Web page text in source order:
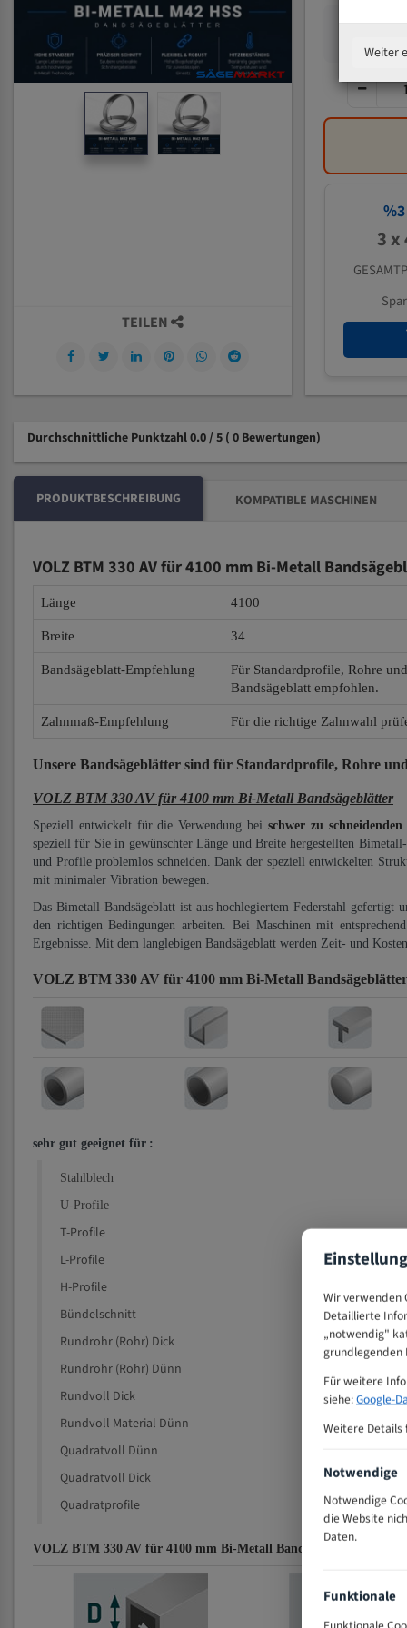
%3
3 x
TEILEN
Durchschnittliche Punktzahl 0.0 / 5 ( 0 Bewertungen)
PRODUKTBESCHREIBUNG KOMPATIBLE MASCHINEN
VOLZ BTM 330 AV für 4100 mm Bi-Metall
Länge 4100
Breite 34
Bandsägeblatt-Empfehlung
Für Standardprofile, Rohre
Bandsägeblatt empfohlen.
Zahnmaß-Empfehlung Für die richtige Zahnwahl
Unsere Bandsägeblätter sind für Standardprofile, Rohre
VOLZ BTM 330 AV für 4100 mm Bi-Metall Bandsägeblätter
Speziell entwickelt für die Verwendung bei schwer zu
speziell für Sie in gewünschter Länge und Breite hergestellten
und Profile problemlos schneiden. Dank der speziell entwickelten
mit minimaler Vibration bewegen.
Das Bimetall-Bandsägeblatt ist aus hochlegiertem Federstahl
den richtigen Bedingungen arbeiten. Bei Maschinen mit
Ergebnisse. Mit dem langlebigen Bandsägeblatt werden Zeit- und
VOLZ BTM 330 AV für 4100 mm Bi-Metall Bandsägeblätter
sehr gut geeignet für :
Stahlblech
U-Profile
T-Profile
L-Profile
H-Profile
Bündelschnitt
Rundrohr (Rohr) Dick
Rundrohr (Rohr) Dünn
Rundvoll Dick
Rundvoll Material Dünn
Quadratvoll Dünn
Quadratvoll Dick
Quadratprofile
VOLZ BTM 330 AV für 4100 mm Bi-Metall Bandsägeblätter
Weiter
Wir verwenden
Detaillierte
„notwendig"
grundlegenden
Für weitere
siehe:Google-
Weitere Details
Notwendige
Notwendige
die Website
Daten.
Funktionale